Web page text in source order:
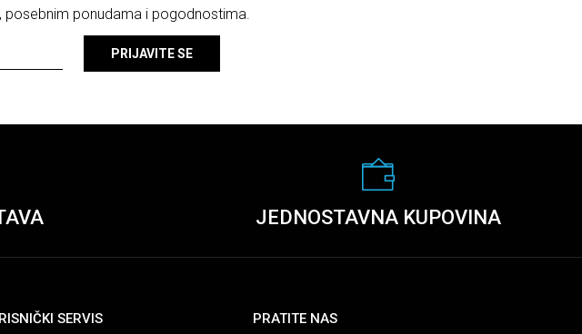
ponudama i pogodnostima.
PRIJAVITE SE
JEDNOSTAVNA KUPOVINA
SERVIS PRATITE NAS